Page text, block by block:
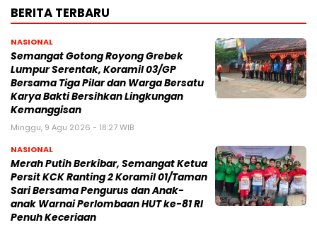
BERITA TERBARU
NASIONAL
Semangat Gotong Royong Grebek
Lumpur Serentak, Koramil 03/GP
Bersama Tiga Pilar dan Warga Bersatu
Karya Bakti Bersihkan Lingkungan
Kemanggisan
Minggu, 9 Agu 2026 - 18:27 WIB
NASIONAL
Merah Putih Berkibar, Semangat Ketua
Persit KCK Ranting 2 Koramil 01/Taman
Sari Bersama Pengurus dan Anak-
anak Warnai Perlombaan HUT ke-81 RI
Penuh Keceriaan